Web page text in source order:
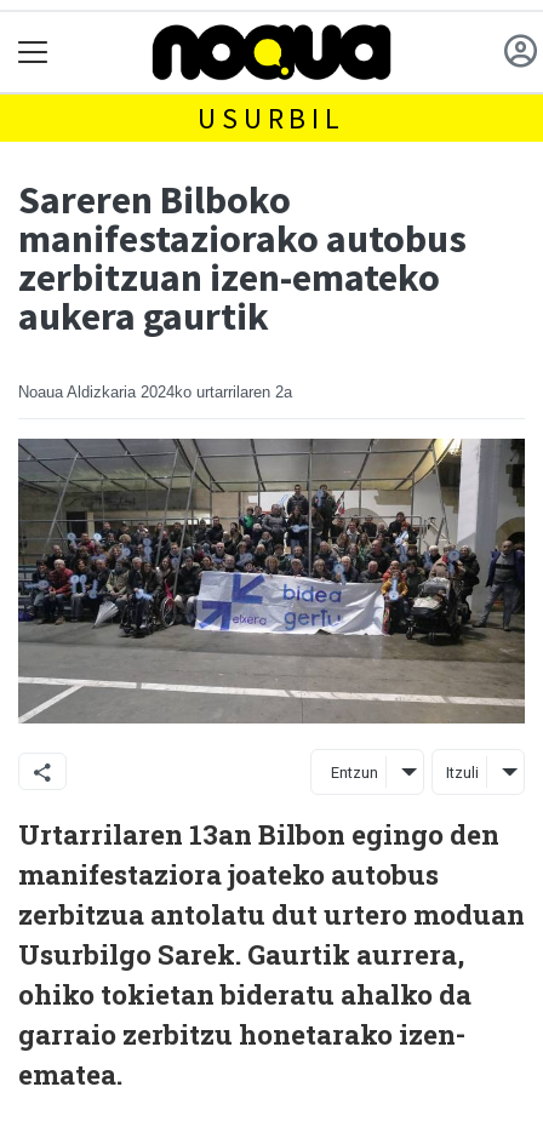
USURBIL
Sareren Bilboko
manifestaziorako autobus
zerbitzuan izen-emateko
aukera gaurtik
Noaua Aldizkaria 2024ko urtarrilaren 2a
Entzun Itzuli
Urtarrilaren 13an Bilbon egingo den
manifestaziora joateko autobus
zerbitzua antolatu dut urtero moduan
Usurbilgo Sarek. Gaurtik aurrera,
ohiko tokietan bideratu ahalko da
garraio zerbitzu honetarako izen-
ematea.